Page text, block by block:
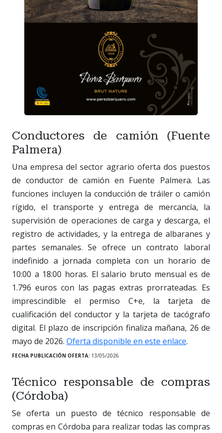
Conductores de camión (Fuente
Palmera)
Una empresa del sector agrario oferta dos puestos
de conductor de camión en Fuente Palmera. Las
funciones incluyen la conducción de tráiler o camión
rígido, el transporte y entrega de mercancía, la
supervisión de operaciones de carga y descarga, el
registro de actividades, y la entrega de albaranes y
partes semanales. Se ofrece un contrato laboral
indefinido a jornada completa con un horario de
10:00 a 18:00 horas. El salario bruto mensual es de
1.796 euros con las pagas extras prorrateadas. Es
imprescindible el permiso C+e, la tarjeta de
cualificación del conductor y la tarjeta de tacógrafo
digital. El plazo de inscripción finaliza mañana, 26 de
mayo de 2026. Oferta disponible en este enlace.
FECHA PUBLICACIÓN OFERTA: 13/05/2026
Técnico responsable de compras
(Córdoba)
Se oferta un puesto de técnico responsable de
compras en Córdoba para realizar todas las compras